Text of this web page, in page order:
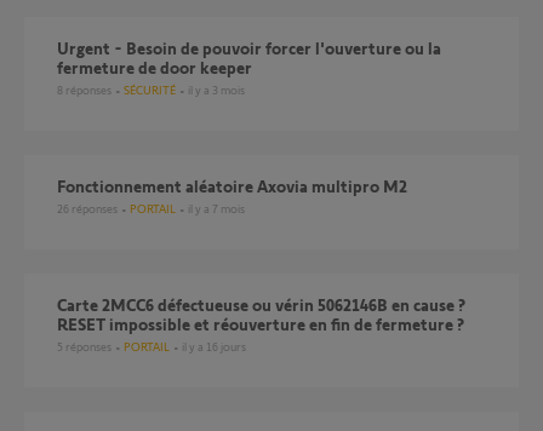
Urgent - Besoin de pouvoir forcer l'ouverture ou la
fermeture de door keeper
8 réponses SÉCURITÉ il y a 3 mois
fonctionnement aléatoire Axovia multipro M2
26 réponses PORTAIL il y a 7 mois
Carte 2MCC6 défectueuse ou vérin 5062146B en cause ?
RESET impossible et réouverture en fin de fermeture ?
5 réponses PORTAIL il y a 16 jours